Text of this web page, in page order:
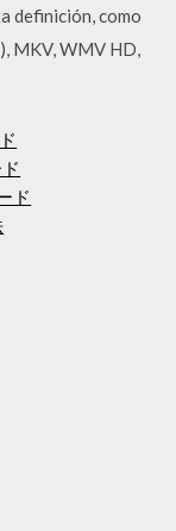
definición, como
MKV, WMV HD,
ド